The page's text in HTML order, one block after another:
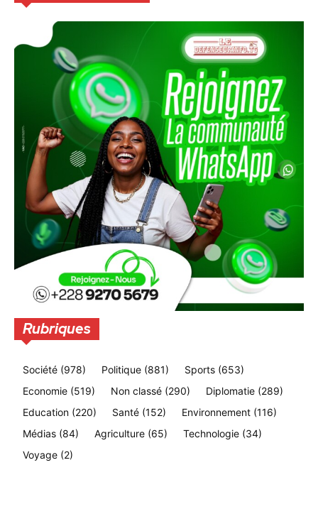
Rubriques
Société (978) Politique (881) Sports (653)
Economie (519) Non classé (290) Diplomatie (289)
Education (220) Santé (152) Environnement (116)
Médias (84) Agriculture (65) Technologie (34)
Voyage (2)